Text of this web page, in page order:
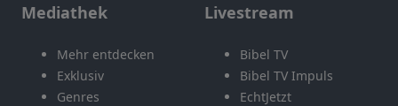
Mediathek
Mehr entdecken
Exklusiv
Genres
Livestream
Bibel TV
Bibel TV Impuls
EchtJetzt